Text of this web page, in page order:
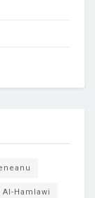
Al-Hamlawi